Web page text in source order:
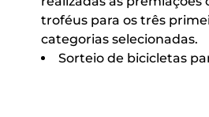
troféus para os três
categorias selecionadas.
Sorteio de bicicletas